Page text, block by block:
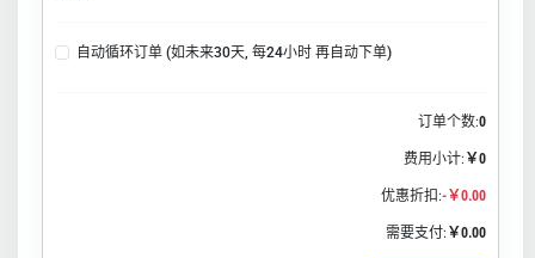
自动循环订单 (如未来30天, 每24小时 再自动下单)
订单个数:0
费用小计: ￥0
优惠折扣:-￥0.00
需要支付: ￥0.00